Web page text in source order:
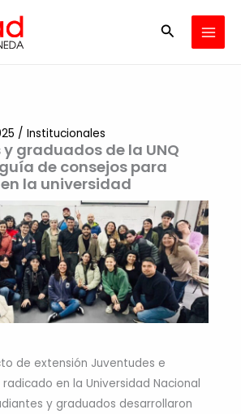
Buscar
graduados de la UNQ
de consejos para
la universidad
/ Institucionales
de extensión Juventudes e
en la Universidad Nacional
y graduados desarrollaron